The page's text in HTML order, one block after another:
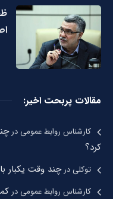
مقالات پربحت اخیر:
کارشناس روابط عمومیدر
کرد؟
توکلیدرچند وقت یکبار
کارشناس روابط عمومیدر